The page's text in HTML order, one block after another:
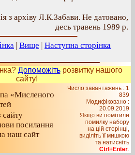
з архіву Л.К.Забави. Не датовано,
десь травень 1989 р.
| Вище | Наступна сторінка
Допоможітьрозвитку нашого
сайту!
«Мисленого
сайту
посилання
наш сайт
Число завантажень : 1
839
Модифіковано :
20.09.2019
Якщо ви помітили
помилку набору
на цiй сторiнцi,
видiлiть її мишкою
та натисніть
Ctrl+Enter.